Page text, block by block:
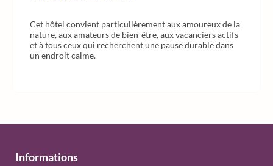
Cet hôtel convient particulièrement aux amoureux de la
nature, aux amateurs de bien-être, aux vacanciers actifs
et à tous ceux qui recherchent une pause durable dans
un endroit calme.
Informations